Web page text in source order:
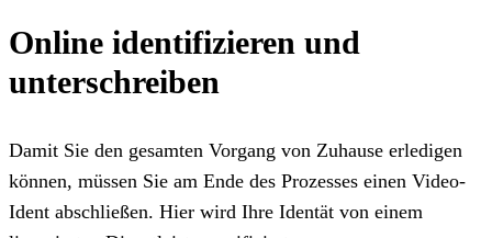
Online identifizieren und
unterschreiben
Damit Sie den gesamten Vorgang von Zuhause erledigen
können, müssen Sie am Ende des Prozesses einen Video-
Ident abschließen. Hier wird Ihre Identät von einem